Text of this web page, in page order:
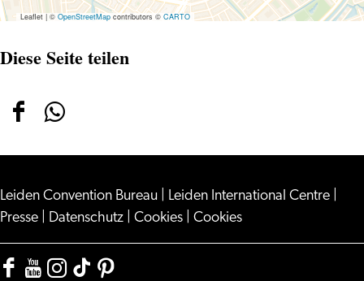
Leaflet|©OpenStreetMapcontributors © CARTO
Diese Seite teilen
Diese
auf
Facebook
Diese
auf
WhatsApp
Leiden Convention Bureau Leiden International Centre
Presse
Datenschutz Cookies Cookies